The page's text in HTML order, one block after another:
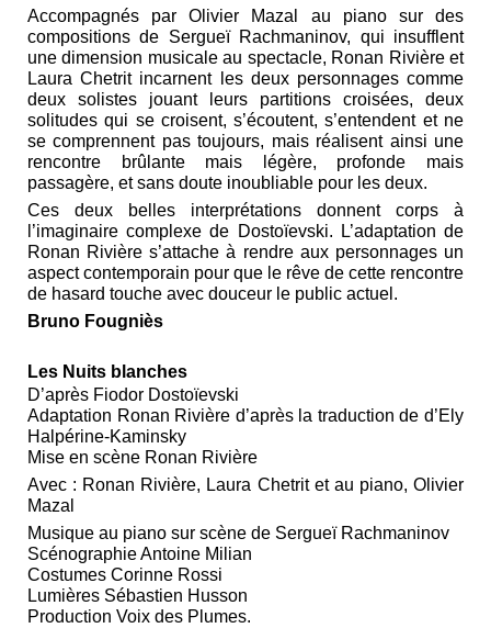
Accompagnés par Olivier Mazal au piano sur des
compositions de Sergueï Rachmaninov, qui insufflent
une dimension musicale au spectacle, Ronan Rivière et
Laura Chetrit incarnent les deux personnages comme
deux solistes jouant leurs partitions croisées, deux
solitudes qui se croisent, s’écoutent, s’entendent et ne
se comprennent pas toujours, mais réalisent ainsi une
rencontre brûlante mais légère, profonde mais
passagère, et sans doute inoubliable pour les deux.
Ces deux belles interprétations donnent corps à
l’imaginaire complexe de Dostoïevski. L’adaptation de
Ronan Rivière s’attache à rendre aux personnages un
aspect contemporain pour que le rêve de cette rencontre
de hasard touche avec douceur le public actuel.
Bruno Fougniès
Les Nuits blanches
D’après Fiodor Dostoïevski
Adaptation Ronan Rivière d’après la traduction de d’Ely
Halpérine-Kaminsky
Mise en scène Ronan Rivière
Avec : Ronan Rivière, Laura Chetrit et au piano, Olivier
Mazal
Musique au piano sur scène de Sergueï Rachmaninov
Scénographie Antoine Milian
Costumes Corinne Rossi
Lumières Sébastien Husson
Production Voix des Plumes.